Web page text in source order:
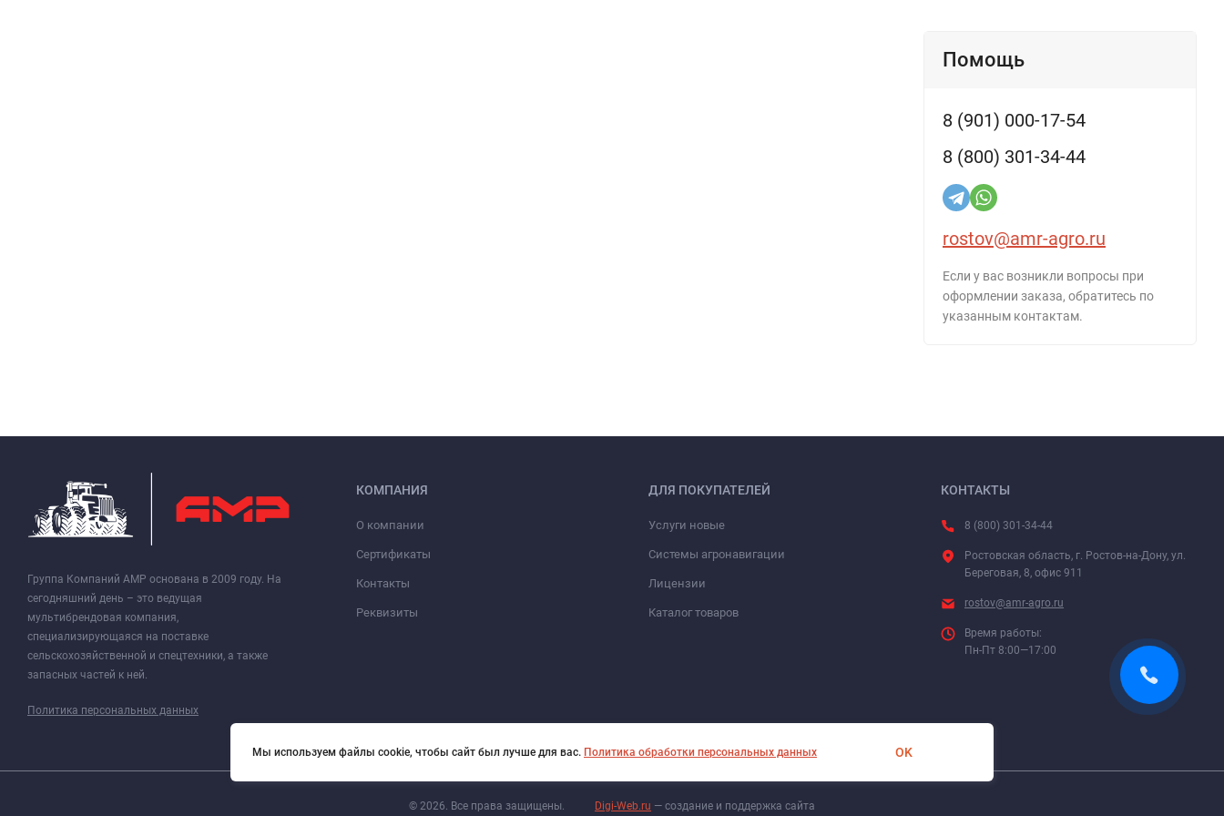
Помощь
8 (901) 000-17-54
8 (800) 301-34-44
rostov@amr-agro.ru
Если у вас возникли вопросы при
оформлении заказа, обратитесь по
указанным контактам.
Группа Компаний АМР основана в 2009 году. На
сегодняшний день – это ведущая
мультибрендовая компания,
специализирующаяся на поставке
сельскохозяйственной и спецтехники, а также
запасных частей к ней.
Политика персональных данных
КОМПАНИЯ
О компании
Сертификаты
Контакты
Реквизиты
ДЛЯ ПОКУПАТЕЛЕЙ
Услуги новые
Системы агронавигации
Лицензии
Каталог товаров
КОНТАКТЫ
8 (800) 301-34-44
Ростовская область, г. Ростов-на-Дону, ул.
Береговая, 8, офис 911
rostov@amr-agro.ru
Время работы:
Пн-Пт 8:00—17:00
© 2026. Все права защищены. Digi-Web.ru — создание и поддержка сайта
Мы используем файлы cookie, чтобы сайт был лучше для вас. Политика обработки персональных данных OK